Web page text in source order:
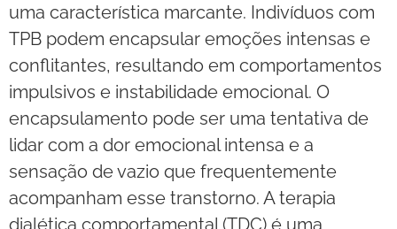
uma característica marcante. Indivíduos com
TPB podem encapsular emoções intensas e
conflitantes, resultando em comportamentos
impulsivos e instabilidade emocional. O
encapsulamento pode ser uma tentativa de
lidar com a dor emocional intensa e a
sensação de vazio que frequentemente
acompanham esse transtorno. A terapia
dialética comportamental (TDC) é uma